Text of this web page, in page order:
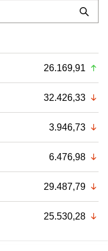
26.169,91
32.426,33
3.946,73
6.476,98
29.487,79
25.530,28